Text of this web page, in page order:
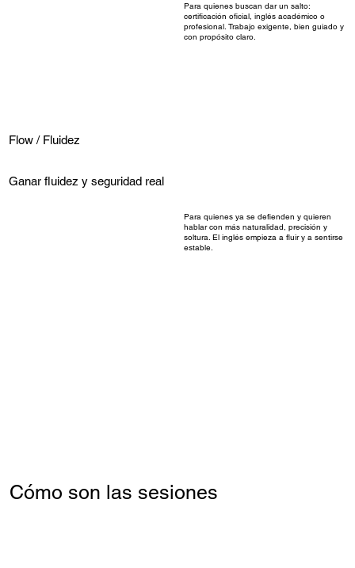
Para quienes buscan dar un salto:
certificación oficial, inglés académico o
profesional. Trabajo exigente, bien guiado y
con propósito claro.
Flow / Fluidez
Ganar fluidez y seguridad real
Para quienes ya se defienden y quieren
hablar con más naturalidad, precisión y
soltura. El inglés empieza a fluir y a sentirse
estable.
Cómo son las sesiones